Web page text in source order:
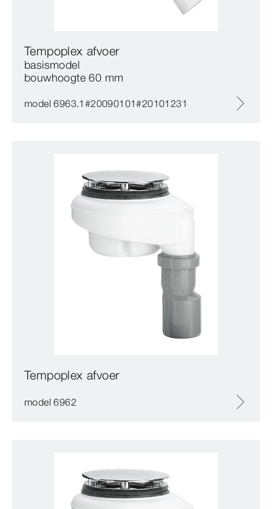
Tempoplex afvoer
basismodel
bouwhoogte 60 mm
model 6963.1#20090101#20101231
Tempoplex afvoer
model 6962